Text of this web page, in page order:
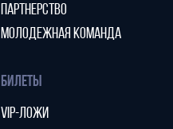
ПАРТНЕРСТВО
МОЛОДЕЖНАЯ КОМАНДА
БИЛЕТЫ
VIP-ЛОЖИ